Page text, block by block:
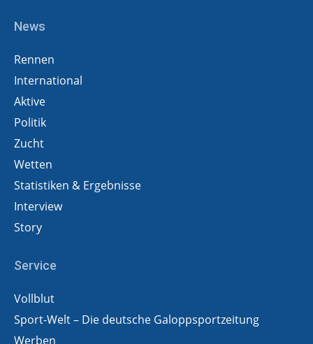
News
Rennen
International
Aktive
Politik
Zucht
Wetten
Statistiken & Ergebnisse
Interview
Story
Service
Vollblut
Sport-Welt – Die deutsche Galoppsportzeitung
Werben